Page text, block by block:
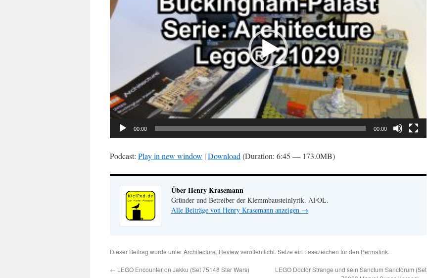
00:00 00:00
Podcast: Play in new window |Download (Duration: 6:45 — 173.0MB)
Über Henry Krasemann
Gründer und Betreiber der Klemmbausteinlyrik. AFOL.
Alle Beiträge von Henry Krasemann anzeigen →
Dieser Beitrag wurde unterArchitecture, Reviewveröffentlicht. Setze ein Lesezeichen für den Permalink.
← LEGO Encounter on Jakku (Set 75148 Star Wars)
LEGO Doctor Strange und sein Sanctum Sanctorum (Set